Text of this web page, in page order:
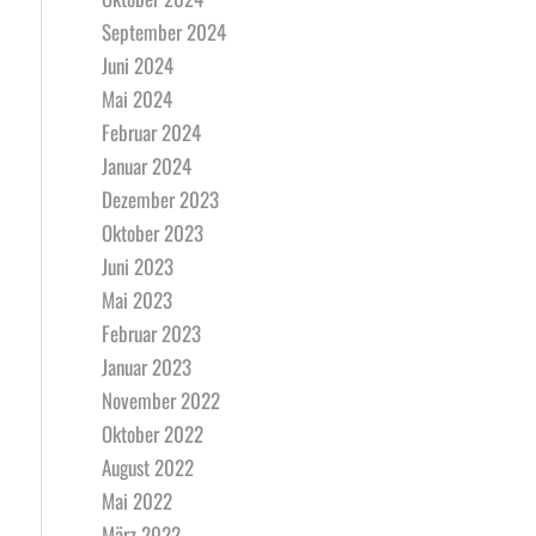
September 2024
Juni 2024
Mai 2024
Februar 2024
Januar 2024
Dezember 2023
Oktober 2023
Juni 2023
Mai 2023
Februar 2023
Januar 2023
November 2022
Oktober 2022
August 2022
Mai 2022